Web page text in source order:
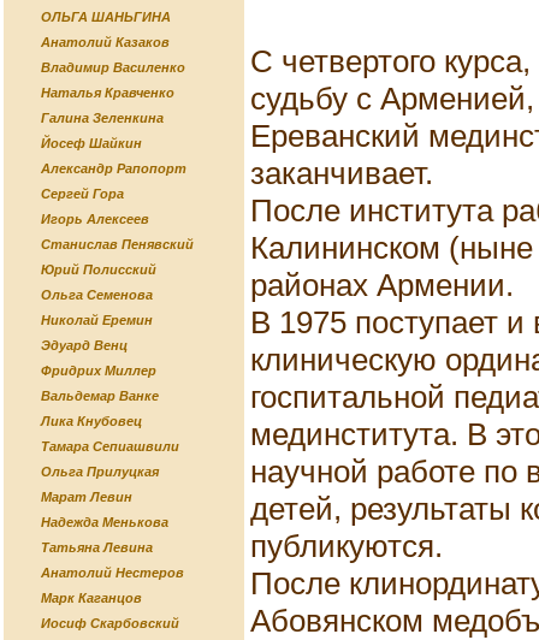
ОЛЬГА ШАНЬГИНА
Анатолий Казаков
Владимир Василенко
Наталья Кравченко
Галина Зеленкина
Йосеф Шайкин
Александр Рапопорт
Сергей Гора
Игорь Алексеев
Станислав Пенявский
Юрий Полисский
Ольга Семенова
Николай Еремин
Эдуард Венц
Фридрих Миллер
Вальдемар Ванке
Лика Кнубовец
Тамара Сепиашвили
Ольга Прилуцкая
Марат Левин
Надежда Менькова
Татьяна Левина
Анатолий Нестеров
Марк Каганцов
Иосиф Скарбовский
С четвертого
судьбу с
Ереванский
заканчивает.
После института
Калининском
районах Армении.
В 1975 поступает и
клиническую
госпитальной
мединститута. В
научной работе по
детей, результаты
публикуются.
После
Абовянском